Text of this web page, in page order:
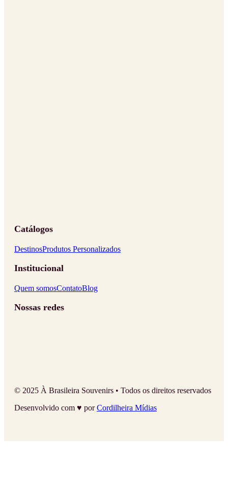
Catálogos
DestinosProdutos Personalizados
Institucional
Quem somosContatoBlog
Nossas redes
© 2025 À Brasileira Souvenirs • Todos os direitos reservados
Desenvolvido com ♥ porCordilheira Mídias